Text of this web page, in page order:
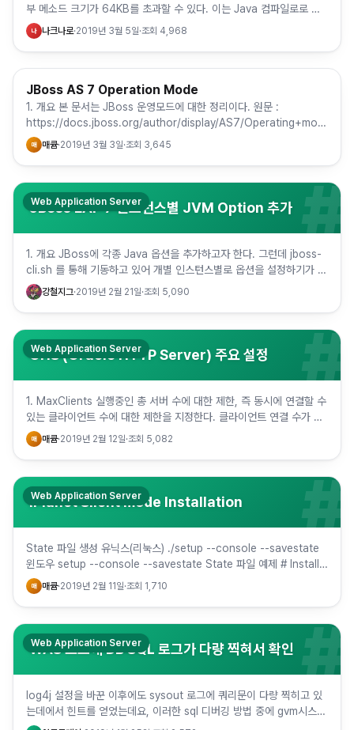
부 메소드 크기가 64KB를 초과할 수 있다. 이는 Java 컴파일로로 컴
파일 되지 않는다. 2. 해결 web.xml에…
나 나크나로·2019년 3월 5일·조회 4,968
Web Application Server
JBoss AS 7 Operation Mode
1. 개요 본 문서는 JBoss 운영모드에 대한 정리이다. 원문 :
https://docs.jboss.org/author/display/AS7/Operating+modes
2. 내용 2-1. Sta…
매 매큠·2019년 3월 3일·조회 3,645
JBoss EAP 7 인스턴스별 JVM Option 추가 #
Web Application Server
1. 개요 JBoss에 각종 Java 옵션을 추가하고자 한다. 그런데 jboss-
cli.sh 를 통해 기동하고 있어 개별 인스턴스별로 옵션을 설정하기가 쉽
지 않았다. 이 경우 도메인 설정 파일의 J…
강철지그·2019년 2월 21일·조회 5,090
OHS (Oracle HTTP Server) 주요 설정 #
Web Application Server
1. MaxClients 실행중인 총 서버 수에 대한 제한, 즉 동시에 연결할 수
있는 클라이언트 수에 대한 제한을 지정한다. 클라이언트 연결 수가 이
한계에 도달하면 ListenBackLog에 지정…
매 매큠·2019년 2월 12일·조회 5,082
iPlanet Silent mode Installation #
Web Application Server
State 파일 생성 유닉스(리눅스) ./setup --console --savestate
윈도우 setup --console --savestate State 파일 예제 # Install
Wizar…
매 매큠·2019년 2월 11일·조회 1,710
WAS 로그에 DB SQL 로그가 다량 찍혀서 확인 #
Web Application Server
log4j 설정을 바꾼 이후에도 sysout 로그에 쿼리문이 다량 찍히고 있
는데에서 힌트를 얻었는데요, 이러한 sql 디버깅 방법 중에 gvm시스템
에서 log4sql을 사용하고 있는 것을 발견했습니…